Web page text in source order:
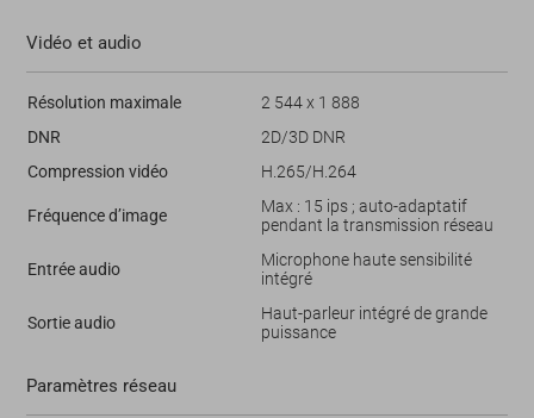
Vidéo et audio
Résolution maximale
2 544 x 1 888
DNR
2D/3D DNR
Compression vidéo
H.265/H.264
Fréquence d’image
Max : 15 ips ; auto-adaptatif
pendant la transmission réseau
Entrée audio
Microphone haute sensibilité
intégré
Sortie audio
Haut-parleur intégré de grande
puissance
Paramètres réseau